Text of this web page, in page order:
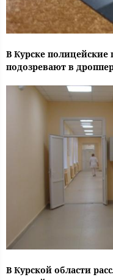
В Курске
подозревают в
В Курской области